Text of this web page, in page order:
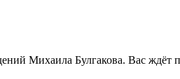
Михаила Булгакова. Вас ждёт